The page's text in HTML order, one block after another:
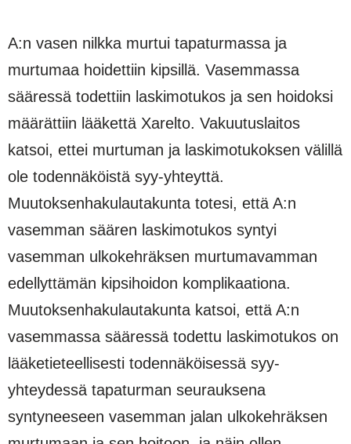
A:n vasen nilkka murtui tapaturmassa ja
murtumaa hoidettiin kipsillä. Vasemmassa
sääressä todettiin laskimotukos ja sen hoidoksi
määrättiin lääkettä Xarelto. Vakuutuslaitos
katsoi, ettei murtuman ja laskimotukoksen välillä
ole todennäköistä syy-yhteyttä.
Muutoksenhakulautakunta totesi, että A:n
vasemman säären laskimotukos syntyi
vasemman ulkokehräksen murtumavamman
edellyttämän kipsihoidon komplikaationa.
Muutoksenhakulautakunta katsoi, että A:n
vasemmassa sääressä todettu laskimotukos on
lääketieteellisesti todennäköisessä syy-
yhteydessä tapaturman seurauksena
syntyneeseen vasemman jalan ulkokehräksen